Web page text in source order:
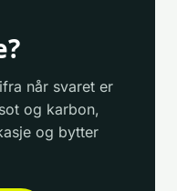
når svaret er
og karbon,
og bytter